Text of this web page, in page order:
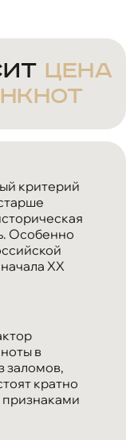
цена
критерий
Особенно
XX
в
заломов,
кратно